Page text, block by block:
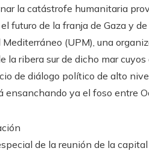
la catástrofe humanitaria
futuro de la franja de Gaza y
(UPM), una
la ribera sur de dicho mar
de diálogo político de alto
ensanchando ya el foso entre
de la reunión de la